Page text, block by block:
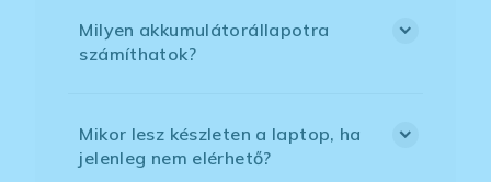
Milyen akkumulátorállapotra
számíthatok?
Mikor lesz készleten a laptop, ha
jelenleg nem elérhető?